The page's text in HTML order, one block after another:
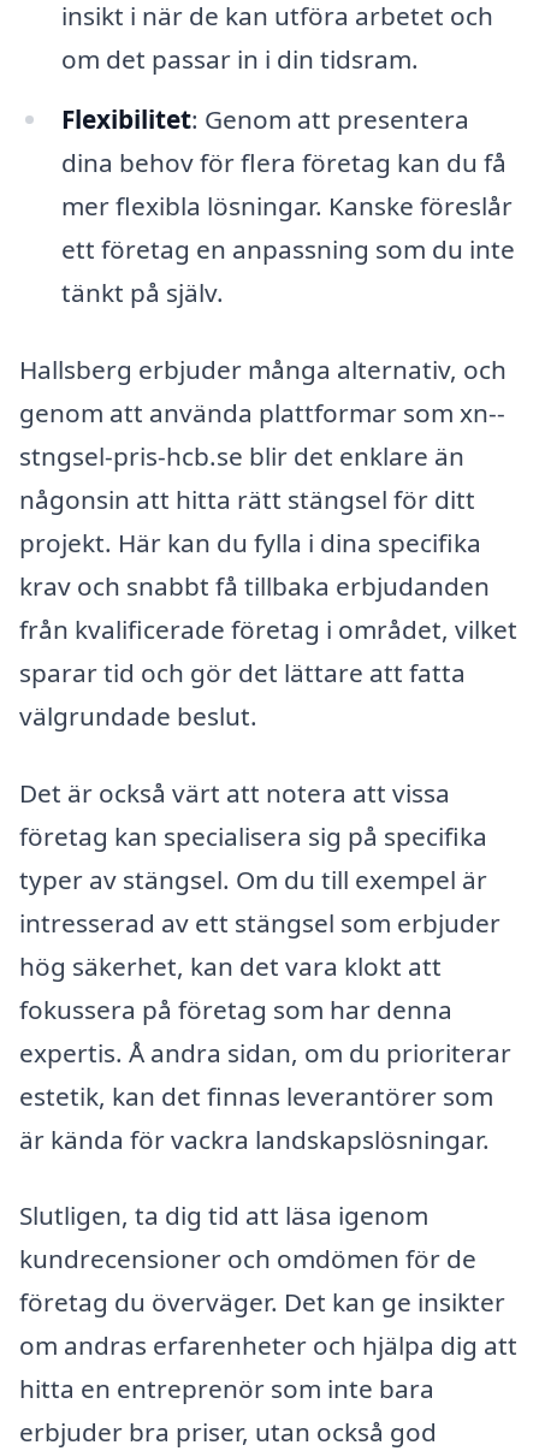
insikt i när de kan utföra arbetet och
om det passar in i din tidsram.
Flexibilitet: Genom att presentera
dina behov för flera företag kan du få
mer flexibla lösningar. Kanske föreslår
ett företag en anpassning som du inte
tänkt på själv.
Hallsberg erbjuder många alternativ, och
genom att använda plattformar som xn--
stngsel-pris-hcb.se blir det enklare än
någonsin att hitta rätt stängsel för ditt
projekt. Här kan du fylla i dina specifika
krav och snabbt få tillbaka erbjudanden
från kvalificerade företag i området, vilket
sparar tid och gör det lättare att fatta
välgrundade beslut.
Det är också värt att notera att vissa
företag kan specialisera sig på specifika
typer av stängsel. Om du till exempel är
intresserad av ett stängsel som erbjuder
hög säkerhet, kan det vara klokt att
fokussera på företag som har denna
expertis. Å andra sidan, om du prioriterar
estetik, kan det finnas leverantörer som
är kända för vackra landskapslösningar.
Slutligen, ta dig tid att läsa igenom
kundrecensioner och omdömen för de
företag du överväger. Det kan ge insikter
om andras erfarenheter och hjälpa dig att
hitta en entreprenör som inte bara
erbjuder bra priser, utan också god